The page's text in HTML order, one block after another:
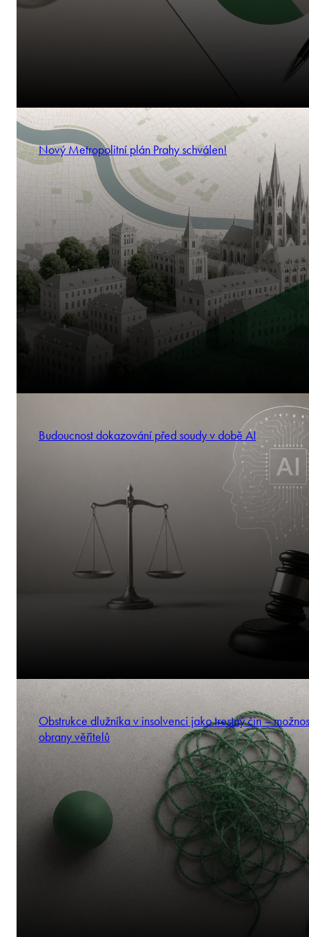
Nový Metropolitní plán Prahy schválen!
Budoucnost dokazování před soudy v době AI
Obstrukce dlužníka v insolvenci jako trestný čin –
obrany věřitelů